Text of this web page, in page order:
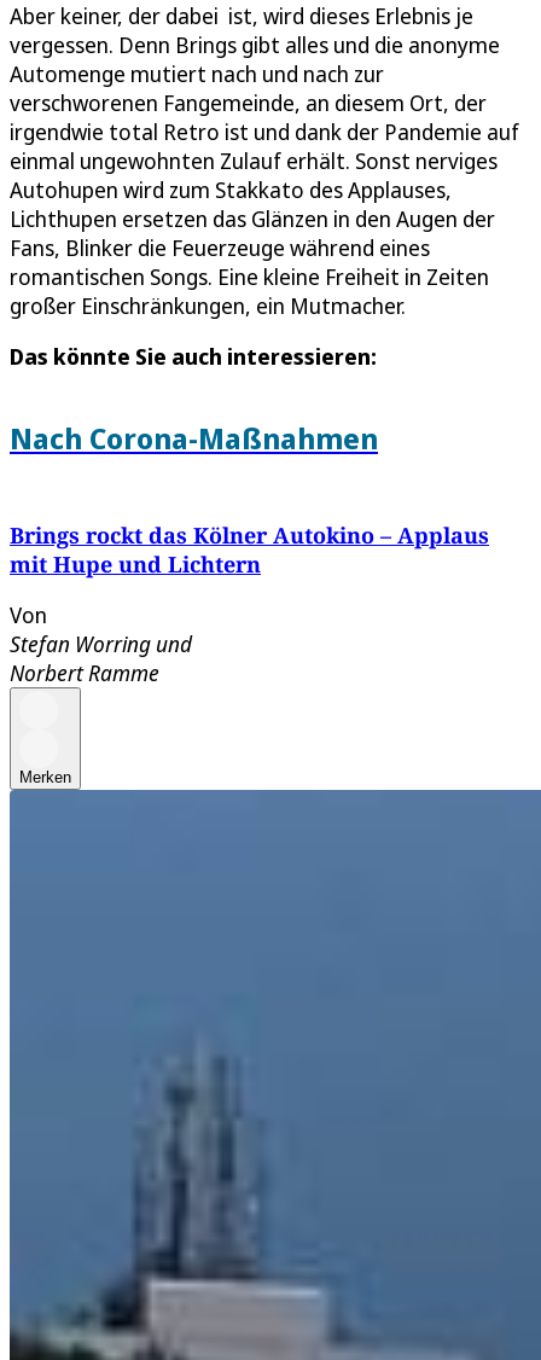
Aber keiner, der dabei ist, wird dieses Erlebnis je
vergessen. Denn Brings gibt alles und die anonyme
Automenge mutiert nach und nach zur
verschworenen Fangemeinde, an diesem Ort, der
irgendwie total Retro ist und dank der Pandemie auf
einmal ungewohnten Zulauf erhält. Sonst nerviges
Autohupen wird zum Stakkato des Applauses,
Lichthupen ersetzen das Glänzen in den Augen der
Fans, Blinker die Feuerzeuge während eines
romantischen Songs. Eine kleine Freiheit in Zeiten
großer Einschränkungen, ein Mutmacher.
Das könnte Sie auch interessieren:
Nach Corona-Maßnahmen
Brings rockt das Kölner Autokino – Applaus
mit Hupe und Lichtern
Von
Stefan Worring und
Norbert Ramme
Merken